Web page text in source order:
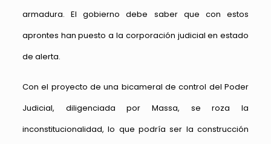
armadura. El gobierno debe saber que con estos
aprontes han puesto a la corporación judicial en estado
de alerta.
Con el proyecto de una bicameral de control del Poder
Judicial, diligenciada por Massa, se roza la
inconstitucionalidad, lo que podría ser la construcción